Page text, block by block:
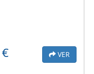
€ VER